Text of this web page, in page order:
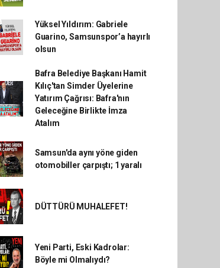
Yüksel Yıldırım: Gabriele
Guarino, Samsunspor’a hayırlı
olsun
Bafra Belediye Başkanı Hamit
Kılıç'tan Simder Üyelerine
Yatırım Çağrısı: Bafra'nın
Geleceğine Birlikte İmza
Atalım
Samsun'da aynı yöne giden
otomobiller çarpıştı; 1 yaralı
DÜTTÜRÜ MUHALEFET!
Yeni Parti, Eski Kadrolar:
Böyle mi Olmalıydı?